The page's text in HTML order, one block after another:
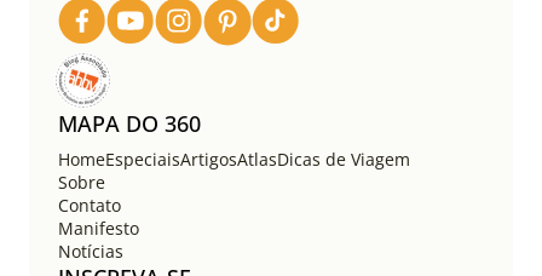
MAPA DO 360
HomeEspeciaisArtigosAtlasDicas de Viagem
Sobre
Contato
Manifesto
Notícias